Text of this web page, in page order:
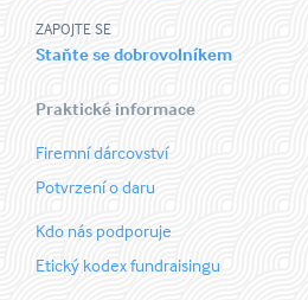
ZAPOJTE SE
Staňte se dobrovolníkem
Praktické informace
Firemní dárcovství
Potvrzení o daru
Kdo nás podporuje
Etický kodex fundraisingu